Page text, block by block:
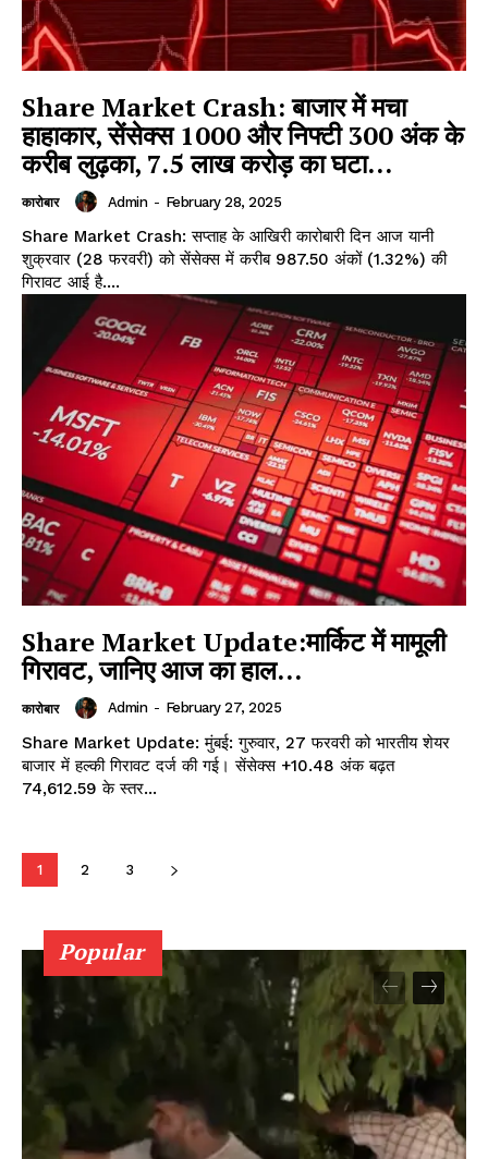
Share Market Crash: बाजार में मचा
हाहाकार, सेंसेक्स 1000 और निफ्टी 300 अंक के
करीब लुढ़का, 7.5 लाख करोड़ का घटा…
कारोबार Admin - February 28, 2025
Share Market Crash: सप्ताह के आखिरी कारोबारी दिन आज यानी
शुक्रवार (28 फरवरी) को सेंसेक्स में करीब 987.50 अंकों (1.32%) की
गिरावट आई है....
Share Market Update:मार्किट में मामूली
गिरावट, जानिए आज का हाल…
कारोबार Admin - February 27, 2025
Share Market Update: मुंबई: गुरुवार, 27 फरवरी को भारतीय शेयर
बाजार में हल्की गिरावट दर्ज की गई। सेंसेक्स +10.48 अंक बढ़त
74,612.59 के स्तर...
1 2 3
Popular